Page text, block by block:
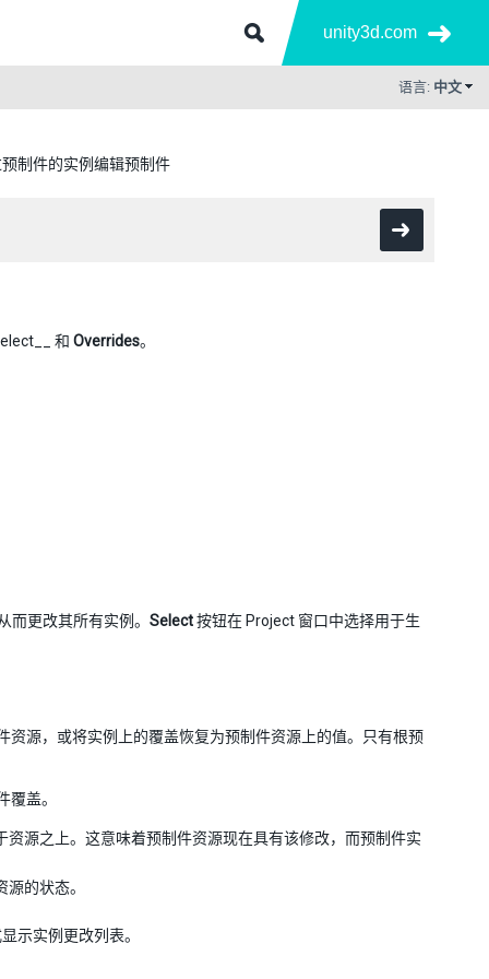
unity3d.com
语言: 中文
制件的实例编辑预制件
和 Overrides。
更改其所有实例。 Select按钮在 Project 窗口中选择用于生
源，或将实例上的覆盖恢复为预制件资源上的值。只有根预
盖。
源之上。这意味着预制件资源现在具有该修改，而预制件实
的状态。
示实例更改列表。